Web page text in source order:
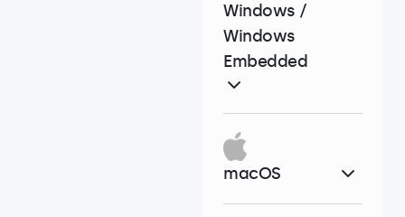
Windows /
Windows
Embedded
macOS